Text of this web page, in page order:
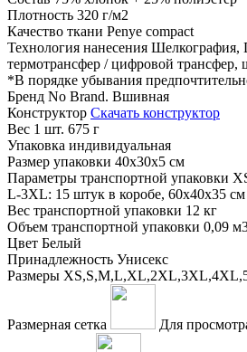
Плотность 320 г/м2
Качество ткани Penye compact
Технология нанесения Шелкография,
термотрансфер / цифровой трансфер,
*В порядке убывания
Бренд No Brand. Вшивная
Конструктор Скачать конструктор
Вес 1 шт. 675 г
Упаковка индивидуальная
Размер упаковки 40x30х5 см
Параметры транспортной упаковки
L-3XL: 15 штук в коробе, 60x40x35 см
Вес транспортной упаковки 12 кг
Объем транспортной упаковки 0,09
Цвет Белый
Принадлежность Унисекс
Размеры
Размерная сетка Для